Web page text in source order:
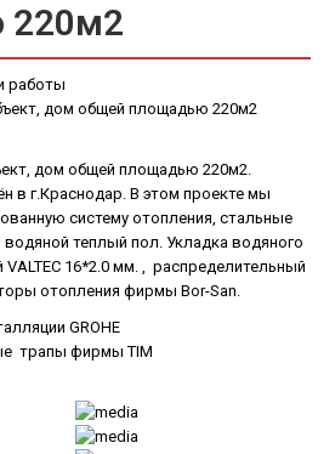
работы
дом общей площадью 220м2
дом общей площадью 220м2.
в г.Краснодар. В этом проекте мы
систему отопления, стальные
теплый пол. Укладка водяного
16*2.0 мм. , распределительный
отопления фирмы Bor-San.
GROHE
трапы фирмы TIM